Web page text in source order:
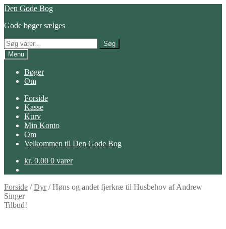
Spring
navigation
Spring
indhold
Den Gode Bog
Gode bøger sælges
Søg
efter:
Søg
Menu
Bøger
Om
Forside
Kasse
Kurv
Min Konto
Om
Velkommen til Den Gode Bog
kr. 0.00 0 varer
Forside /Dyr/Høns og andet fjerkræ til Husbehov af Andrew
Singer
Tilbud!